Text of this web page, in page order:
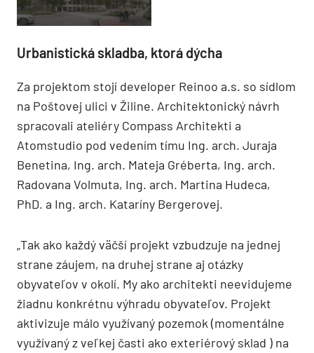
Urbanistická skladba, ktorá dýcha
Za projektom stojí developer Reinoo a.s. so sídlom
na Poštovej ulici v Žiline. Architektonický návrh
spracovali ateliéry Compass Architekti a
Atomstudio pod vedením tímu Ing. arch. Juraja
Benetina, Ing. arch. Mateja Gréberta, Ing. arch.
Radovana Volmuta, Ing. arch. Martina Hudeca,
PhD. a Ing. arch. Kataríny Bergerovej.
„Tak ako každý väčší projekt vzbudzuje na jednej
strane záujem, na druhej strane aj otázky
obyvateľov v okolí. My ako architekti neevidujeme
žiadnu konkrétnu výhradu obyvateľov. Projekt
aktivizuje málo využívaný pozemok (momentálne
využívaný z veľkej časti ako exteriérový sklad ) na